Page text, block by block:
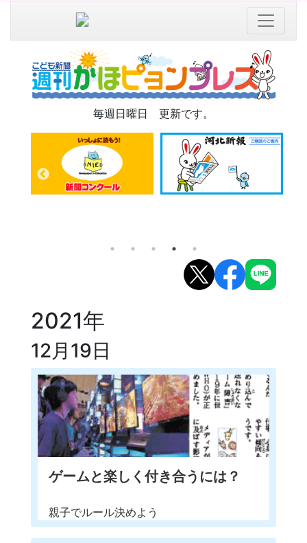
毎週日曜日 更新です。
2021年
12月19日
ゲームと楽しく付き合うには？
親子でルール決めよう